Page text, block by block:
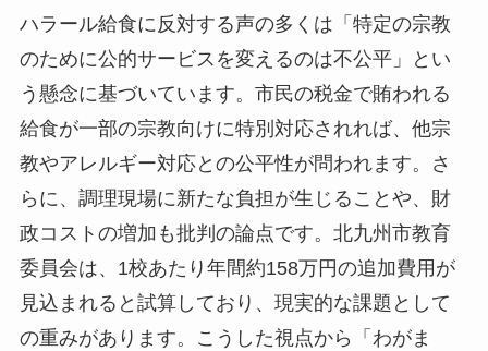
ハラール給食に反対する声の多くは「特定の宗教
のために公的サービスを変えるのは不公平」とい
う懸念に基づいています。市民の税金で賄われる
給食が一部の宗教向けに特別対応されれば、他宗
教やアレルギー対応との公平性が問われます。さ
らに、調理現場に新たな負担が生じることや、財
政コストの増加も批判の論点です。北九州市教育
委員会は、1校あたり年間約158万円の追加費用が
見込まれると試算しており、現実的な課題として
の重みがあります。こうした視点から「わがま